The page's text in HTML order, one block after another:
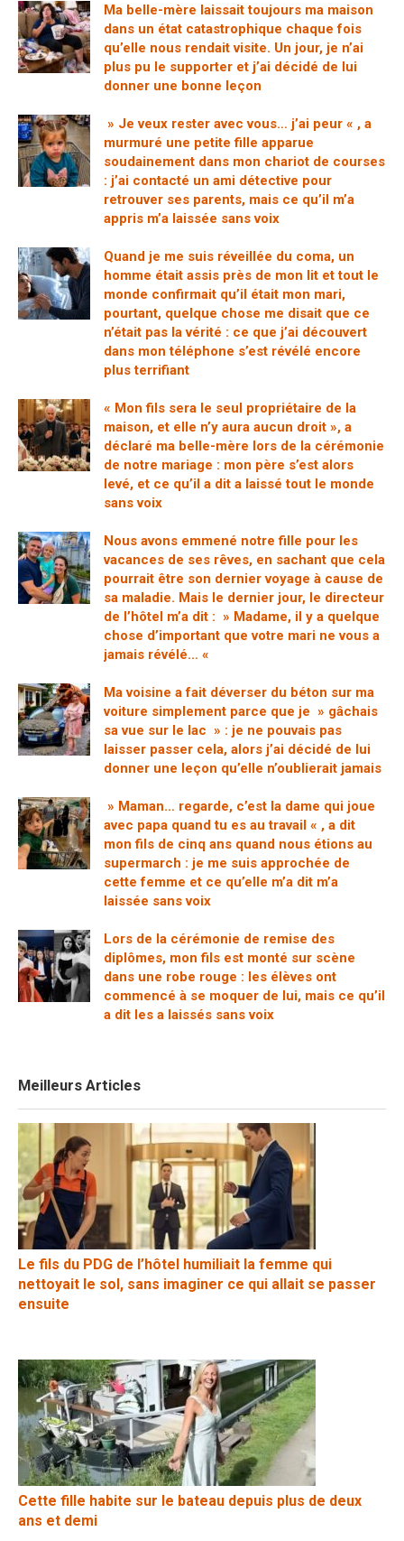
Ma belle-mère laissait toujours ma maison
dans un état catastrophique chaque fois
qu’elle nous rendait visite. Un jour, je n’ai
plus pu le supporter et j’ai décidé de lui
donner une bonne leçon
» Je veux rester avec vous… j’ai peur « , a
murmuré une petite fille apparue
soudainement dans mon chariot de courses
: j’ai contacté un ami détective pour
retrouver ses parents, mais ce qu’il m’a
appris m’a laissée sans voix
Quand je me suis réveillée du coma, un
homme était assis près de mon lit et tout le
monde confirmait qu’il était mon mari,
pourtant, quelque chose me disait que ce
n’était pas la vérité : ce que j’ai découvert
dans mon téléphone s’est révélé encore
plus terrifiant
« Mon fils sera le seul propriétaire de la
maison, et elle n’y aura aucun droit », a
déclaré ma belle-mère lors de la cérémonie
de notre mariage : mon père s’est alors
levé, et ce qu’il a dit a laissé tout le monde
sans voix
Nous avons emmené notre fille pour les
vacances de ses rêves, en sachant que cela
pourrait être son dernier voyage à cause de
sa maladie. Mais le dernier jour, le directeur
de l’hôtel m’a dit : » Madame, il y a quelque
chose d’important que votre mari ne vous a
jamais révélé… «
Ma voisine a fait déverser du béton sur ma
voiture simplement parce que je » gâchais
sa vue sur le lac » : je ne pouvais pas
laisser passer cela, alors j’ai décidé de lui
donner une leçon qu’elle n’oublierait jamais
» Maman… regarde, c’est la dame qui joue
avec papa quand tu es au travail « , a dit
mon fils de cinq ans quand nous étions au
supermarch : je me suis approchée de
cette femme et ce qu’elle m’a dit m’a
laissée sans voix
Lors de la cérémonie de remise des
diplômes, mon fils est monté sur scène
dans une robe rouge : les élèves ont
commencé à se moquer de lui, mais ce qu’il
a dit les a laissés sans voix
Meilleurs Articles
Le fils du PDG de l’hôtel humiliait la femme qui
nettoyait le sol, sans imaginer ce qui allait se passer
ensuite
Cette fille habite sur le bateau depuis plus de deux
ans et demi